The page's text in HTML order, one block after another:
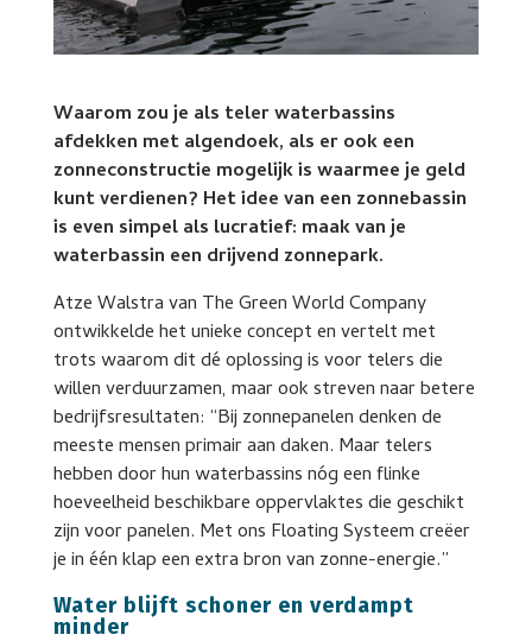
Waarom zou je als teler waterbassins
afdekken met algendoek, als er ook een
zonneconstructie mogelijk is waarmee je geld
kunt verdienen? Het idee van een zonnebassin
is even simpel als lucratief: maak van je
waterbassin een drijvend zonnepark.
Atze Walstra van The Green World Company
ontwikkelde het unieke concept en vertelt met
trots waarom dit dé oplossing is voor telers die
willen verduurzamen, maar ook streven naar betere
bedrijfsresultaten: “Bij zonnepanelen denken de
meeste mensen primair aan daken. Maar telers
hebben door hun waterbassins nóg een flinke
hoeveelheid beschikbare oppervlaktes die geschikt
zijn voor panelen. Met ons Floating Systeem creëer
je in één klap een extra bron van zonne-energie.”
Water blijft schoner en verdampt
minder